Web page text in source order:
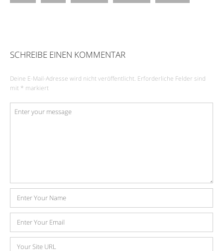
SCHREIBE EINEN KOMMENTAR
Deine E-Mail-Adresse wird nicht veröffentlicht. Erforderliche Felder sind
mit * markiert
Kommentar
Name
Adresse
Website